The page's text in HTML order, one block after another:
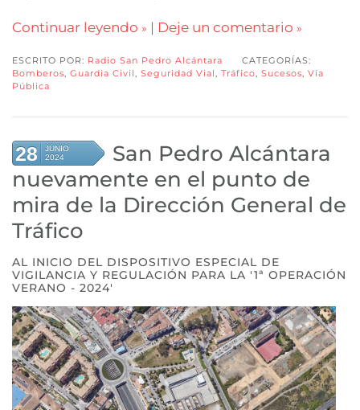
Continuar leyendo | Deje un comentario
ESCRITO POR: Radio San Pedro Alcántara
CATEGORÍAS:
Bomberos Guardia Civil Seguridad Vial Tráfico Sucesos Vía
Pública
28
JUNIO
2024
San Pedro Alcántara
nuevamente en el punto de
mira de la Dirección General de
Tráfico
AL INICIO DEL DISPOSITIVO ESPECIAL DE
VIGILANCIA Y REGULACIÓN PARA LA '1ª OPERACIÓN
VERANO - 2024'